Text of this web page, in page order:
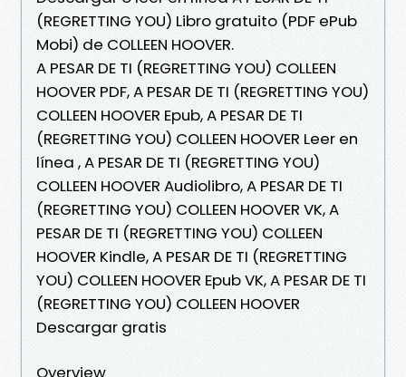
(REGRETTING YOU) Libro gratuito (PDF ePub
Mobi) de COLLEEN HOOVER.
A PESAR DE TI (REGRETTING YOU) COLLEEN
HOOVER PDF, A PESAR DE TI (REGRETTING YOU)
COLLEEN HOOVER Epub, A PESAR DE TI
(REGRETTING YOU) COLLEEN HOOVER Leer en
línea , A PESAR DE TI (REGRETTING YOU)
COLLEEN HOOVER Audiolibro, A PESAR DE TI
(REGRETTING YOU) COLLEEN HOOVER VK, A
PESAR DE TI (REGRETTING YOU) COLLEEN
HOOVER Kindle, A PESAR DE TI (REGRETTING
YOU) COLLEEN HOOVER Epub VK, A PESAR DE TI
(REGRETTING YOU) COLLEEN HOOVER
Descargar gratis
Overview